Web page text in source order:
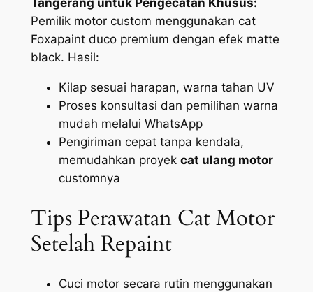
Tangerang untuk Pengecatan Khusus:
Pemilik motor custom menggunakan cat
Foxapaint duco premium dengan efek matte
black. Hasil:
Kilap sesuai harapan, warna tahan UV
Proses konsultasi dan pemilihan warna
mudah melalui WhatsApp
Pengiriman cepat tanpa kendala,
memudahkan proyek cat ulang motor
customnya
Tips Perawatan Cat Motor
Setelah Repaint
Cuci motor secara rutin menggunakan